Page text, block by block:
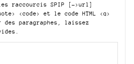
raccourcis SPIP
[->url]
<code>
et le code HTML <q>
des paragraphes, laissez